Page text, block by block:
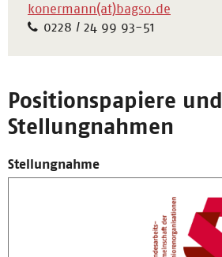
konermann(at)bagso.de
0228 / 24 99 93-51
Positionspapiere und
Stellungnahmen
Stellungnahme